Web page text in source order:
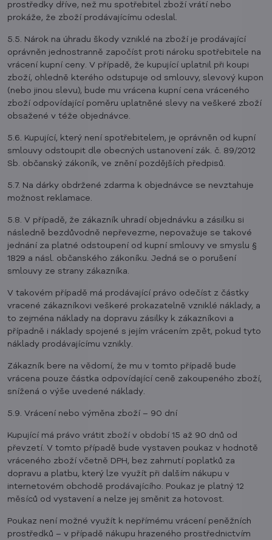
prostředky dříve, než mu spotřebitel zboží vrátí nebo
prokáže, že zboží prodávajícímu odeslal.
5.5. Nárok na úhradu škody vzniklé na zboží je prodávající
oprávněn jednostranně započíst proti nároku spotřebitele na
vrácení kupní ceny. V případě, že kupující uplatnil při koupi
zboží, ohledně kterého odstupuje od smlouvy, slevový kupon
(nebo jinou slevu), bude mu vrácena kupní cena vráceného
zboží odpovídající poměru uplatněné slevy na veškeré zboží
obsažené v téže objednávce.
5.6. Kupující, který není spotřebitelem, je oprávněn od kupní
smlouvy odstoupit dle obecných ustanovení zák. č. 89/2012
Sb. občanský zákoník, ve znění pozdějších předpisů.
5.7. Na dárky obdržené zdarma k objednávce se nevztahuje
možnost reklamace.
5.8. V případě, že zákazník uhradí objednávku a zásilku si
následně bezdůvodně nepřevezme, nepovažuje se takové
jednání za platné odstoupení od kupní smlouvy ve smyslu §
1829 a násl. občanského zákoníku. Jedná se o porušení
smlouvy ze strany zákazníka.
V takovém případě má prodávající právo odečíst z částky
vracené zákazníkovi veškeré prokazatelně vzniklé náklady, a
to zejména náklady na dopravu zásilky k zákazníkovi a
případně i náklady spojené s jejím vrácením zpět, pokud tyto
náklady prodávajícímu vznikly.
Zákazník bere na vědomí, že mu v tomto případě bude
vrácena pouze částka odpovídající ceně zakoupeného zboží,
snížená o výše uvedené náklady.
5.9. Vrácení nebo výměna zboží – 90 dní
Kupující má právo vrátit zboží v období 15 až 90 dnů od
převzetí. V tomto případě bude vystaven poukaz v hodnotě
vráceného zboží včetně DPH, bez zahrnutí poplatků za
dopravu a platbu, který lze využít při dalším nákupu v
internetovém obchodě prodávajícího. Poukaz je platný 12
měsíců od vystavení a nelze jej směnit za hotovost.
Poukaz není možné využít k nepřímému vrácení peněžních
prostředků – v případě nákupu hrazeného prostřednictvím